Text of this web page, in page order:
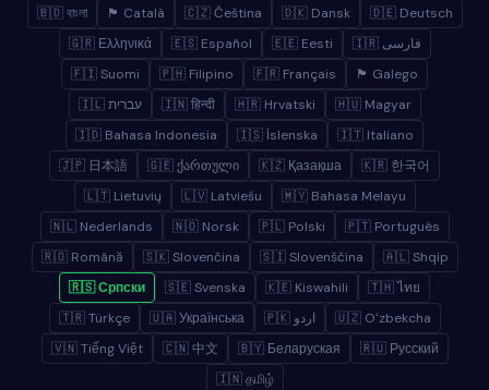
🇧🇩 বাংলা
🏴 Català 🇨🇿 Čeština 🇩🇰 Dansk
🇩🇪 Deutsch
🇬🇷 Ελληνικά
🇪🇸 Español 🇪🇪 Eesti
🇮🇷 فارسی
🇫🇮 Suomi
🇵🇭 Filipino 🇫🇷 Français
🏴 Galego
🇮🇱 עברית
🇮🇳 हिन्दी 🇭🇷 Hrvatski
🇭🇺 Magyar
🇮🇩 Bahasa Indonesia
🇮🇸 Íslenska
🇮🇹 Italiano
🇯🇵 日本語
🇬🇪 ქართული 🇰🇿 Қазақша
🇰🇷 한국어
🇱🇹 Lietuvių
🇱🇻 Latviešu
🇲🇾 Bahasa Melayu
🇳🇱 Nederlands
🇳🇴 Norsk 🇵🇱 Polski
🇵🇹 Português
🇷🇴 Română
🇸🇰 Slovenčina 🇸🇮 Slovenščina
🇦🇱 Shqip
🇷🇸 Српски
🇸🇪 Svenska 🇰🇪 Kiswahili
🇹🇭 ไทย
🇹🇷 Türkçe
🇺🇦 Українська 🇵🇰 اردو
🇺🇿 Oʻzbekcha
🇻🇳 Tiếng Việt
🇨🇳 中文 🇧🇾 Беларуская
🇷🇺 Русский
🇮🇳 தமிழ்